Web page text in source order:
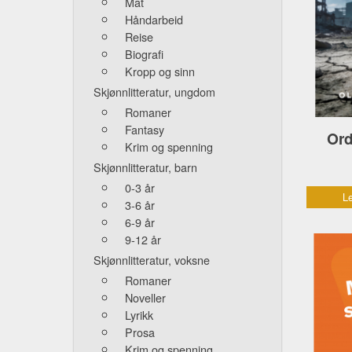
Håndarbeid
Reise
Biografi
Kropp og sinn
Skjønnlitteratur, ungdom
Romaner
Fantasy
Krim og spenning
Skjønnlitteratur, barn
0-3 år
3-6 år
6-9 år
9-12 år
Skjønnlitteratur, voksne
Romaner
Noveller
Lyrikk
Prosa